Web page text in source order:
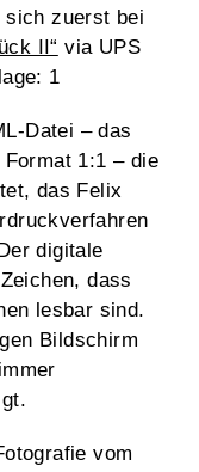
sich zuerst bei
II“ via UPS
1
Datei – das
1:1 – die
das Felix
digitale
dass
lesbar sind.
Bildschirm
vom